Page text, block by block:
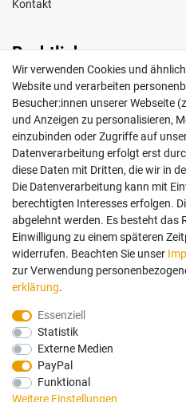
Kontakt
Rechtliches
Impressum
AGB
Widerrufsrecht
Datenschutz
Vertrag widerrufen
Mein Konto
Anmelden
Registrieren
Bezahlung und Versand
Wir bieten Ihnen viele
Wir verwenden Cookies und
Website und verarbeiten
Besucher:innen unserer Webseite
und Anzeigen zu personalisieren,
einzubinden oder Zugriffe auf
Datenverarbeitung erfolgt erst
diese Daten mit Dritten, die wir in
Die Datenverarbeitung kann mit
berechtigten Interesses erfolgen.
abgelehnt werden. Es besteht das
Einwilligung zu einem späteren
widerrufen. Beachten Sie unser
zur Verwendung
erklärung.
Essenziell
Statistik
Externe Medien
PayPal
Funktional
Weitere Einstellungen